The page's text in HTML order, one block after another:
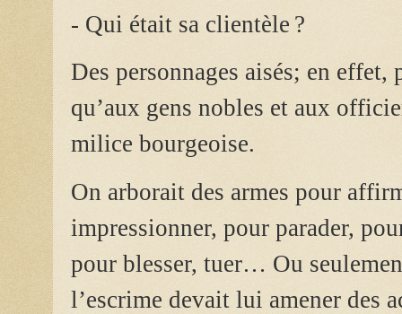
- Qui était sa clientèle ?
Des personnages aisés; en effet,
qu’aux gens nobles et aux
milice bourgeoise.
On arborait des armes pour
impressionner, pour parader,
pour blesser, tuer… Ou
l’escrime devait lui amener des